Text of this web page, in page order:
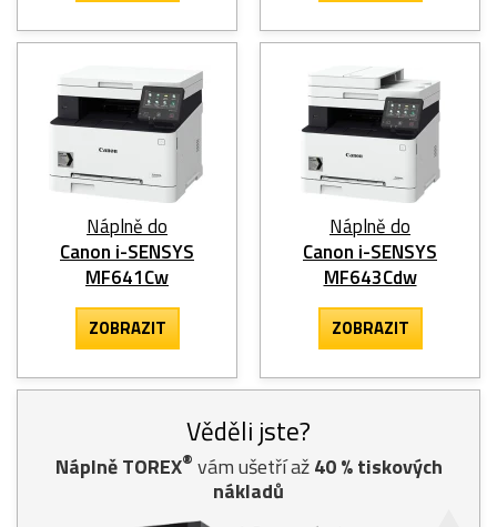
Náplně do
Canon i-SENSYS
MF641Cw
ZOBRAZIT
Náplně do
Canon i-SENSYS
MF643Cdw
ZOBRAZIT
Věděli jste?
Náplně TOREX® vám ušetří až40% tiskových
nákladů